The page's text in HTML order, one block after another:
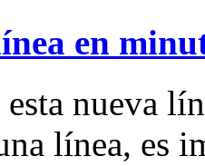
en
esta nueva
línea, es